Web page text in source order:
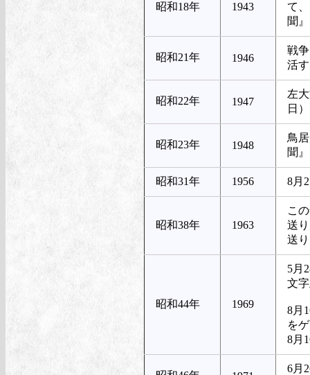
昭和18年 1943
て
聞
昭和21年 1946
戦
活
昭和22年 1947
左
日
昭和23年 1948
鳥
聞
昭和31年 1956 8月
昭和38年 1963
こ
送
送
昭和44年 1969
5月
文
8月
を
8月
6月